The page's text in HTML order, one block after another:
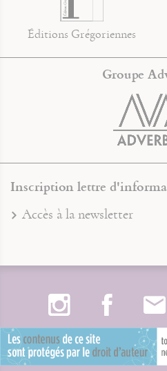
Éditions Grégoriennes
Groupe
Inscription lettre
Accès à la newsletter